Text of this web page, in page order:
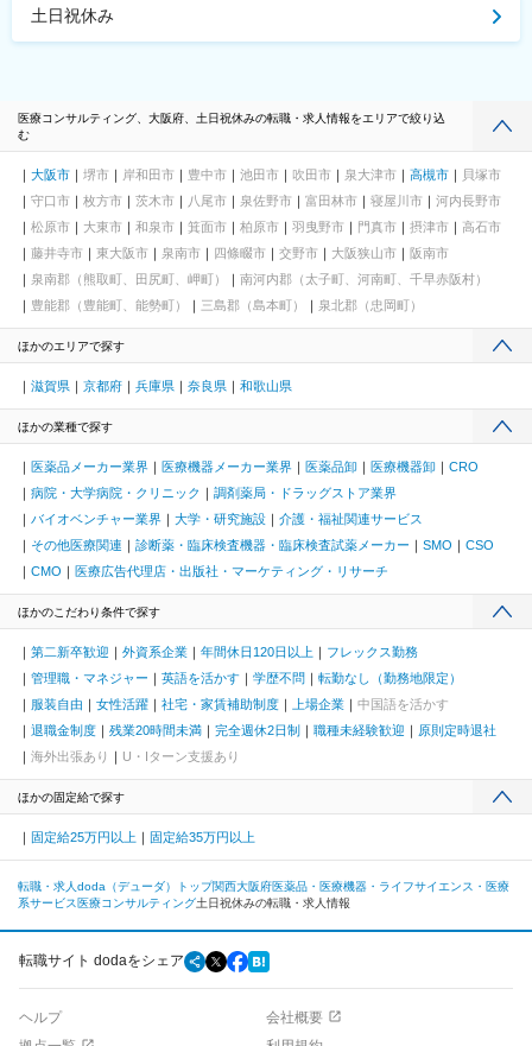
土日祝休み
医療コンサルティング、大阪府、土日祝休みの転職・求人情報をエリアで絞り込
む
大阪市 堺市 岸和田市 豊中市 池田市 吹田市 泉大津市 高槻市
貝塚市
守口市
枚方市 茨木市 八尾市 泉佐野市 富田林市 寝屋川市
河内長野市
松原市
大東市 和泉市 箕面市 柏原市 羽曳野市 門真市 摂津市
高石市
藤井寺市
東大阪市 泉南市 四條畷市 交野市 大阪狭山市
阪南市
泉南郡（熊取町、田尻町、岬町）
南河内郡（太子町、河南町、千早赤阪村）
豊能郡（豊能町、能勢町）
三島郡（島本町） 泉北郡（忠岡町）
ほかのエリアで探す
滋賀県 京都府 兵庫県 奈良県 和歌山県
ほかの業種で探す
医薬品メーカー業界 医療機器メーカー業界 医薬品卸 医療機器卸
CRO
病院・大学病院・クリニック
調剤薬局・ドラッグストア業界
バイオベンチャー業界
大学・研究施設
介護・福祉関連サービス
その他医療関連
診断薬・臨床検査機器・臨床検査試薬メーカー SMO
CSO
CMO
医療広告代理店・出版社・マーケティング・リサーチ
ほかのこだわり条件で探す
第二新卒歓迎 外資系企業 年間休日120日以上
フレックス勤務
管理職・マネジャー
英語を活かす 学歴不問
転勤なし（勤務地限定）
服装自由
女性活躍 社宅・家賃補助制度 上場企業
中国語を活かす
退職金制度
残業20時間未満 完全週休2日制 職種未経験歓迎
原則定時退社
海外出張あり
U・Iターン支援あり
ほかの固定給で探す
固定給25万円以上 固定給35万円以上
転職・求人doda（デューダ）トップ関西大阪府医薬品・医療機器・ライフサイエンス・医療
系サービス 医療コンサルティング土日祝休みの転職・求人情報
転職サイト dodaをシェア
ヘルプ
会社概要